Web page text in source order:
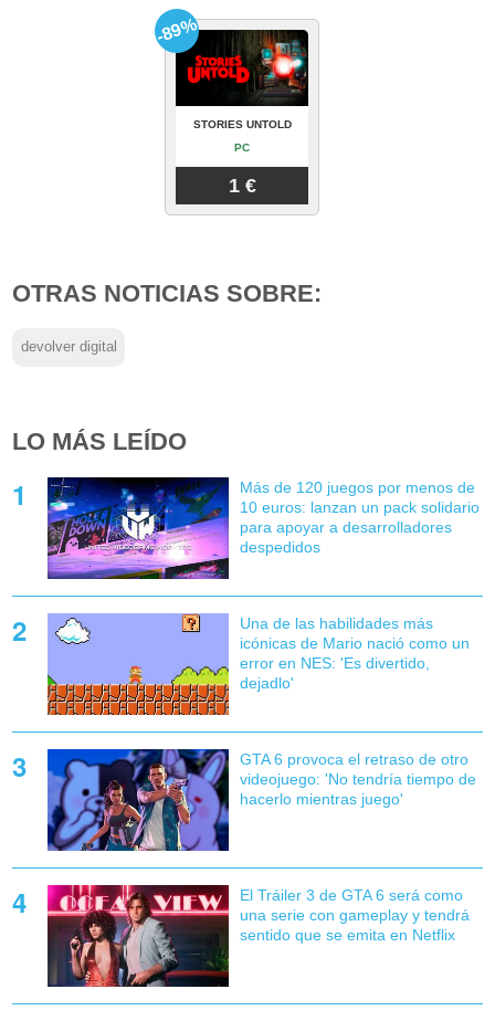
STORIES UNTOLD
PC
1 €
-89%
OTRAS NOTICIAS SOBRE:
devolver digital
LO MÁS LEÍDO
Más de 120 juegos por menos de
10 euros: lanzan un pack solidario
para apoyar a desarrolladores
despedidos
Una de las habilidades más
icónicas de Mario nació como un
error en NES: 'Es divertido,
dejadlo'
GTA 6 provoca el retraso de otro
videojuego: 'No tendría tiempo de
hacerlo mientras juego'
El Tráiler 3 de GTA 6 será como
una serie con gameplay y tendrá
sentido que se emita en Netflix